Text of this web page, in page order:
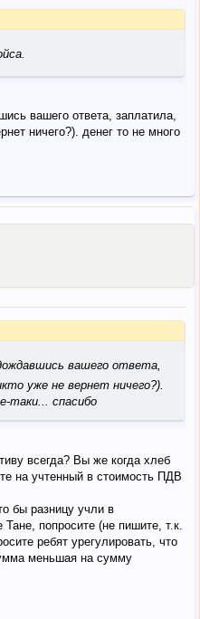
вашего ответа, заплатила,
ничего?). денег то не много
вашего ответа,
уже не вернет ничего?).
таки... спасибо
всегда? Вы же когда хлеб
на учтенный в стоимость ПДВ
бы разницу учли в
попросите (не пишите, т.к.
ребят урегулировать, что
меньшая на сумму